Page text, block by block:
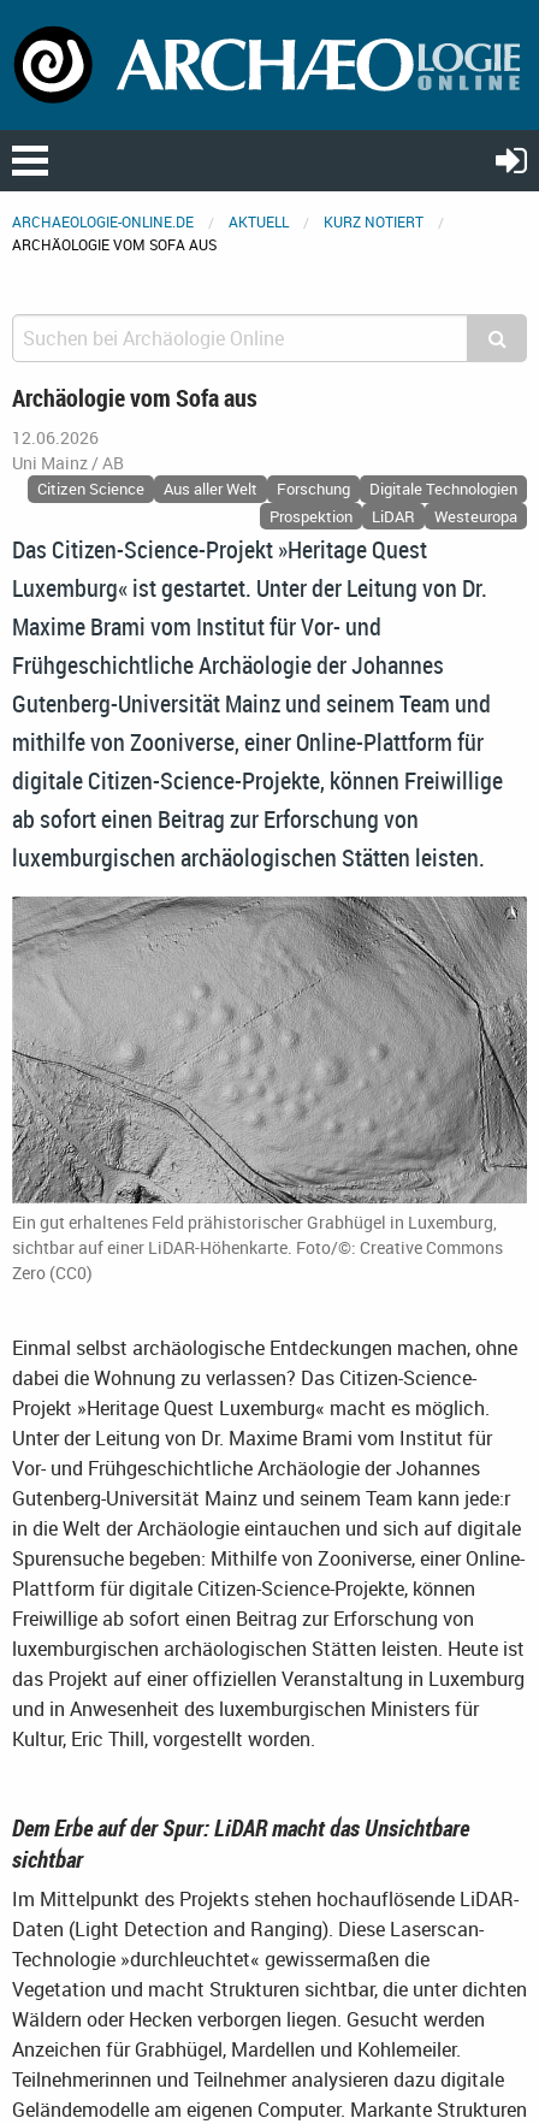
ARCHAEOLOGIE-ONLINE.DE AKTUELL
KURZ NOTIERT
ARCHÄOLOGIE VOM SOFA AUS
Archäologie vom Sofa aus
12.06.2026
Uni Mainz / AB
Citizen Science Aus aller Welt Forschung
Digitale Technologien
Prospektion
LiDAR Westeuropa
Das Citizen-Science-Projekt »Heritage Quest
Luxemburg« ist gestartet. Unter der Leitung von Dr.
Maxime Brami vom Institut für Vor- und
Frühgeschichtliche Archäologie der Johannes
Gutenberg-Universität Mainz und seinem Team und
mithilfe von Zooniverse, einer Online-Plattform für
digitale Citizen-Science-Projekte, können Freiwillige
ab sofort einen Beitrag zur Erforschung von
luxemburgischen archäologischen Stätten leisten.
Ein gut erhaltenes Feld prähistorischer Grabhügel in Luxemburg,
sichtbar auf einer LiDAR-Höhenkarte. Foto/©: Creative Commons
Zero (CC0)
Einmal selbst archäologische Entdeckungen machen, ohne
dabei die Wohnung zu verlassen? Das Citizen-Science-
Projekt »Heritage Quest Luxemburg« macht es möglich.
Unter der Leitung von Dr. Maxime Brami vom Institut für
Vor- und Frühgeschichtliche Archäologie der Johannes
Gutenberg-Universität Mainz und seinem Team kann jede:r
in die Welt der Archäologie eintauchen und sich auf digitale
Spurensuche begeben: Mithilfe von Zooniverse, einer Online-
Plattform für digitale Citizen-Science-Projekte, können
Freiwillige ab sofort einen Beitrag zur Erforschung von
luxemburgischen archäologischen Stätten leisten. Heute ist
das Projekt auf einer offiziellen Veranstaltung in Luxemburg
und in Anwesenheit des luxemburgischen Ministers für
Kultur, Eric Thill, vorgestellt worden.
Dem Erbe auf der Spur: LiDAR macht das Unsichtbare
sichtbar
Im Mittelpunkt des Projekts stehen hochauflösende LiDAR-
Daten (Light Detection and Ranging). Diese Laserscan-
Technologie »durchleuchtet« gewissermaßen die
Vegetation und macht Strukturen sichtbar, die unter dichten
Wäldern oder Hecken verborgen liegen. Gesucht werden
Anzeichen für Grabhügel, Mardellen und Kohlemeiler.
Teilnehmerinnen und Teilnehmer analysieren dazu digitale
Geländemodelle am eigenen Computer. Markante Strukturen